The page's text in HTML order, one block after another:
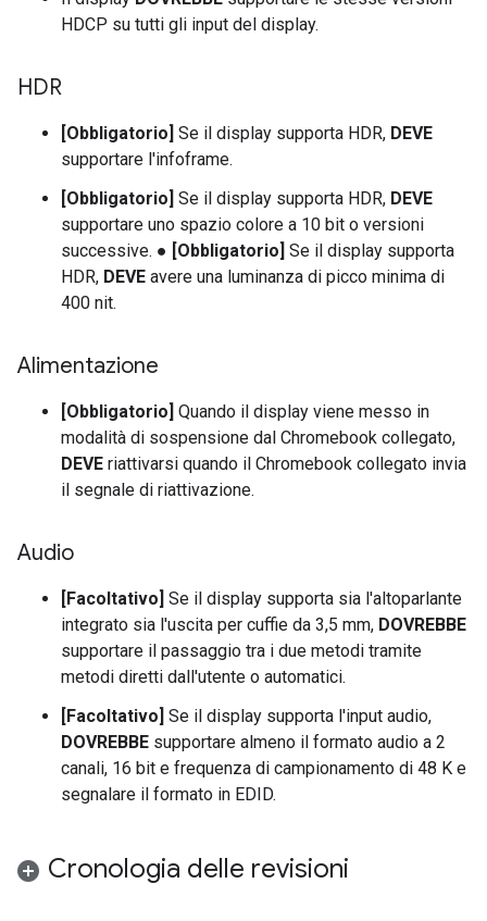
HDCP su tutti gli input del display.
HDR
[Obbligatorio] Se il display supporta HDR, DEVE
supportare l'infoframe.
[Obbligatorio] Se il display supporta HDR, DEVE
supportare uno spazio colore a 10 bit o versioni
successive. ● [Obbligatorio] Se il display supporta
HDR, DEVE avere una luminanza di picco minima di
400 nit.
Alimentazione
[Obbligatorio] Quando il display viene messo in
modalità di sospensione dal Chromebook collegato,
DEVE riattivarsi quando il Chromebook collegato invia
il segnale di riattivazione.
Audio
[Facoltativo] Se il display supporta sia l'altoparlante
integrato sia l'uscita per cuffie da 3,5 mm, DOVREBBE
supportare il passaggio tra i due metodi tramite
metodi diretti dall'utente o automatici.
[Facoltativo] Se il display supporta l'input audio,
DOVREBBE supportare almeno il formato audio a 2
canali, 16 bit e frequenza di campionamento di 48 K e
segnalare il formato in EDID.
Cronologia delle revisioni